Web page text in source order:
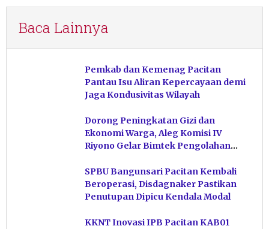
Baca Lainnya
Pemkab dan Kemenag Pacitan
Pantau Isu Aliran Kepercayaan demi
Jaga Kondusivitas Wilayah
Dorong Peningkatan Gizi dan
Ekonomi Warga, Aleg Komisi IV
Riyono Gelar Bimtek Pengolahan
SPBU Bangunsari Pacitan Kembali
Beroperasi, Disdagnaker Pastikan
Penutupan Dipicu Kendala Modal
KKNT Inovasi IPB Pacitan KAB01